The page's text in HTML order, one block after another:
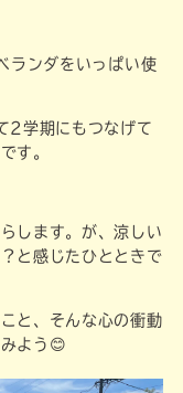
ランダをいっぱい使
2学期にもつなげて
す。
します。が、涼しい
と感じたひとときで
と、そんな心の衝動
よう😊